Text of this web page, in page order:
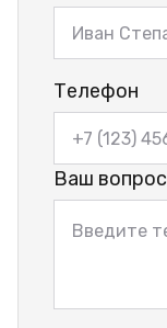
Телефон
Ваш вопрос